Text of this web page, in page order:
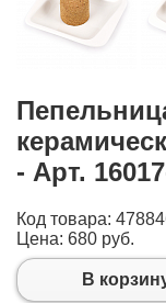
- Арт.
Код товара:
Цена: 680 руб.
В